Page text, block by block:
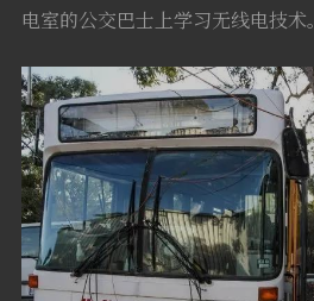
电室的公交巴士上学习无线电技术。